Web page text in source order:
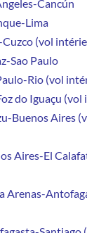
Cancún
Lima
(vol
Sao Paulo
Rio (vol
do Iguaçu (vol
Buenos Aires
Aires-El
Arenas-